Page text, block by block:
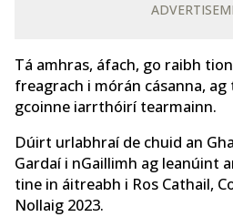
Tá amhras, áfach, go raibh
freagrach i mórán cásanna,
gcoinne iarrthóirí tearmainn.
Dúirt urlabhraí de chuid an
Gardaí i nGaillimh ag leanúint
tine in áitreabh i Ros Cathail,
Nollaig 2023.